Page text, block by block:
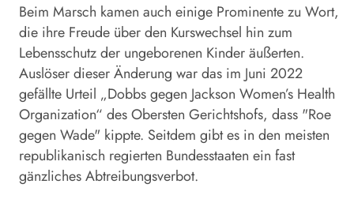
Beim Marsch kamen auch einige Prominente zu Wort,
die ihre Freude über den Kurswechsel hin zum
Lebensschutz der ungeborenen Kinder äußerten.
Auslöser dieser Änderung war das im Juni 2022
gefällte Urteil „Dobbs gegen Jackson Women’s Health
Organization“ des Obersten Gerichtshofs, dass "Roe
gegen Wade" kippte. Seitdem gibt es in den meisten
republikanisch regierten Bundesstaaten ein fast
gänzliches Abtreibungsverbot.